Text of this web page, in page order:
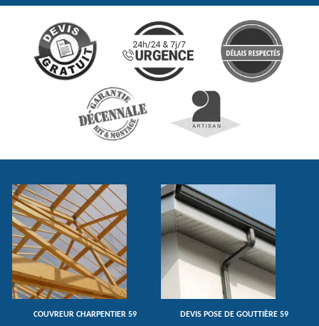
COUVREUR CHARPENTIER 59 DEVIS POSE DE GOUTTIÈRE 59